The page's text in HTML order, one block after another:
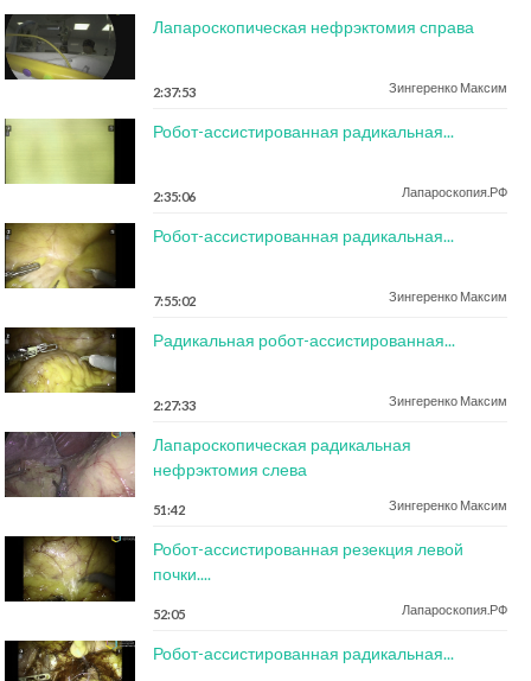
Лапароскопическая нефрэктомия справа
2:37:53 Зингеренко Максим
Робот-ассистированная радикальная...
2:35:06 Лапароскопия.РФ
Робот-ассистированная радикальная...
7:55:02 Зингеренко Максим
Радикальная робот-ассистированная...
2:27:33 Зингеренко Максим
Лапароскопическая радикальная
нефрэктомия слева
51:42 Зингеренко Максим
Робот-ассистированная резекция левой
почки....
52:05 Лапароскопия.РФ
Робот-ассистированная радикальная...